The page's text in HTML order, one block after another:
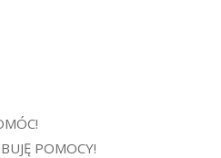
POMOCY!